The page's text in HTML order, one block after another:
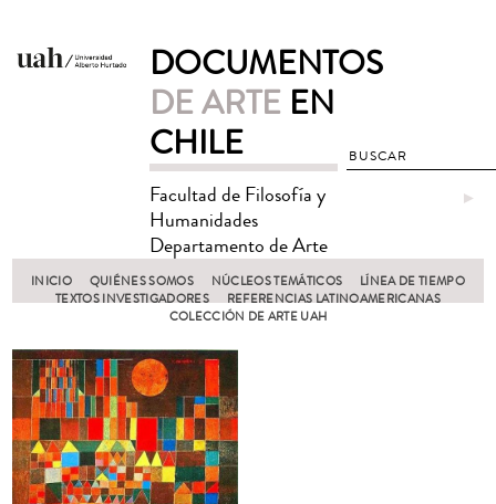
DOCUMENTOS
DE ARTE EN
CHILE
Facultad de Filosofía y
Humanidades
Departamento de Arte
►
INICIO QUIÉNES SOMOS NÚCLEOS TEMÁTICOS
LÍNEA DE TIEMPO
TEXTOS INVESTIGADORES
REFERENCIAS LATINOAMERICANAS
COLECCIÓN DE ARTE UAH